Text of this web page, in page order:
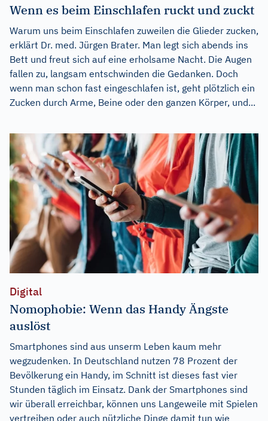
Wenn es beim Einschlafen ruckt und zuckt
Warum uns beim Einschlafen zuweilen die Glieder zucken,
erklärt Dr. med. Jürgen Brater. Man legt sich abends ins
Bett und freut sich auf eine erholsame Nacht. Die Augen
fallen zu, langsam entschwinden die Gedanken. Doch
wenn man schon fast eingeschlafen ist, geht plötzlich ein
Zucken durch Arme, Beine oder den ganzen Körper, und...
Digital
Nomophobie: Wenn das Handy Ängste
auslöst
Smartphones sind aus unserm Leben kaum mehr
wegzudenken. In Deutschland nutzen 78 Prozent der
Bevölkerung ein Handy, im Schnitt ist dieses fast vier
Stunden täglich im Einsatz. Dank der Smartphones sind
wir überall erreichbar, können uns Langeweile mit Spielen
vertreiben oder auch nützliche Dinge damit tun wie